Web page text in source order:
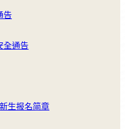
告
全通告
生报名简章